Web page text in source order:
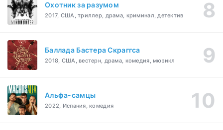
Охотник за разумом
2017, США, триллер, драма, криминал, детектив
Баллада Бастера Скраггса
2018, США, вестерн, драма, комедия, мюзикл
Альфа-самцы
2022, Испания, комедия